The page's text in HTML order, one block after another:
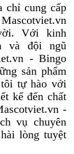
chỉ cung cấp
Với kinh
và đội ngũ
- Bingo
sản phẩm
tự hào với
kế đến chất
-
vụ chuyên
lòng tuyệt